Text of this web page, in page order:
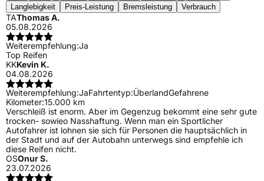
Langlebigkeit
Preis-Leistung Bremsleistung Verbrauch
TAThomas A.
05.08.2026
Weiterempfehlung:Ja
Top Reifen
KKKevin K.
04.08.2026
Weiterempfehlung:JaFahrtentyp:ÜberlandGefahrene
Kilometer:15.000 km
Verschleiß ist enorm. Aber im Gegenzug bekommt eine sehr gute
trocken- sowieo Nasshaftung. Wenn man ein Sportlicher
Autofahrer ist lohnen sie sich für Personen die hauptsächlich in
der Stadt und auf der Autobahn unterwegs sind empfehle ich
diese Reifen nicht.
OSOnur S.
23.07.2026